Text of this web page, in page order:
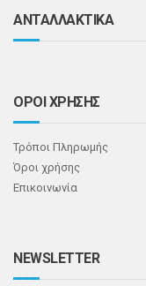
ΑΝΤΑΛΛΑΚΤΙΚΑ
ΟΡΟΙ ΧΡΗΣΗΣ
Τρόποι Πληρωμής
Όροι χρήσης
Επικοινωνία
NEWSLETTER